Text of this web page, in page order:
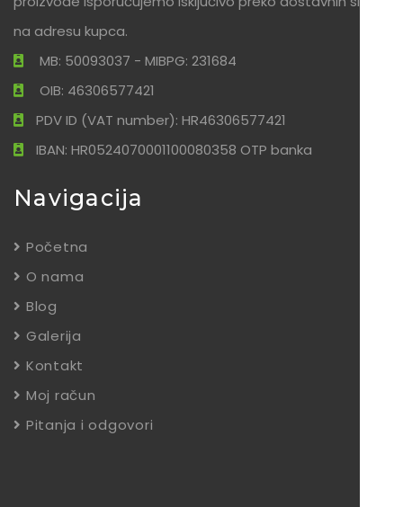
na adresu kupca.
MB: 50093037 - MIBPG: 231684
OIB: 46306577421
PDV ID (VAT number): HR46306577421
IBAN: HR0524070001100080358 OTP banka
Navigacija
Početna
O nama
Blog
Galerija
Kontakt
Moj račun
Pitanja i odgovori